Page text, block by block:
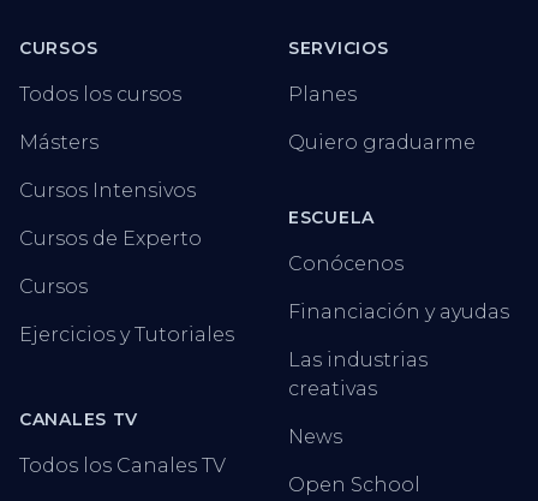
CURSOS
Todos los cursos
Másters
Cursos Intensivos
Cursos de Experto
Cursos
Ejercicios y Tutoriales
CANALES TV
Todos los Canales TV
SERVICIOS
Planes
Quiero graduarme
ESCUELA
Conócenos
Financiación y ayudas
Las industrias
creativas
News
Open School